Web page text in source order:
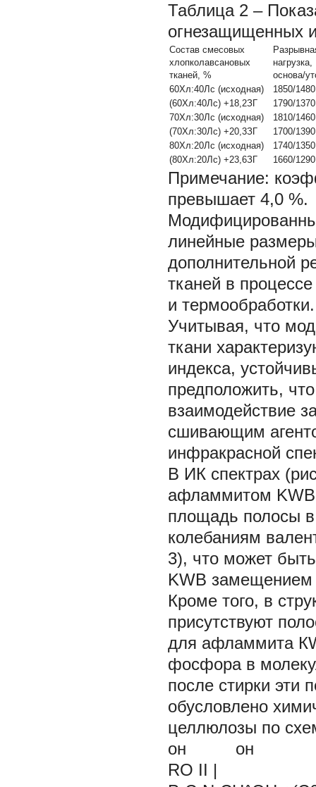
Таблица 2 ‒
огнезащищенных
Состав смесовых
хлопколавсановых
тканей, %
основа/
60Хл:40Лс (исходная)
1850/1480
(60Хл:40Лс) +18,2ЗГ
1790/1370
70Хл:30Лс (исходная)
1810/1460
(70Хл:30Лс) +20,3ЗГ
1700/1390
80Хл:20Лс (исходная)
1740/1350
(80Хл:20Лс) +23,6ЗГ
1660/1290
Примечание:
превышает 4,0 %.
линейные
дополнительной
тканей в
и термообработки.
Учитывая, что
ткани
индекса,
предположить,
взаимодействие
сшивающим
инфракрасной
В ИК спектрах
афламмитом
площадь полосы
колебаниям
3), что может
KWB замещением
Кроме того, в
присутствуют
для афламмита
фосфора в
после стирки эти
обусловлено
целлюлозы по
он он
RO II